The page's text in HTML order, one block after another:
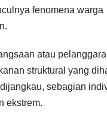
fenomena warga
atau
struktural yang
sebagian
ekstrem.